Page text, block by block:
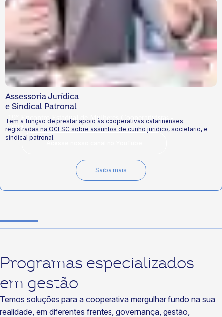
Ano Internacional das Cooperativas
19° Encontro Estadual de Mulheres Cooperativistas -
2024
Assessoria Jurídica
e Sindical Patronal
Tem a função de prestar apoio às cooperativas catarinenses
registradas na OCESC sobre assuntos de cunho jurídico, societário, e
sindical patronal.
Saiba mais
Programas especializados
em gestão
Temos soluções para a cooperativa mergulhar fundo na sua
realidade, em diferentes frentes, governança, gestão,